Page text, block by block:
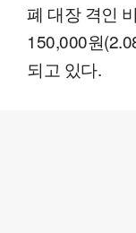
폐 대장 격인
150,000원
되고 있다.